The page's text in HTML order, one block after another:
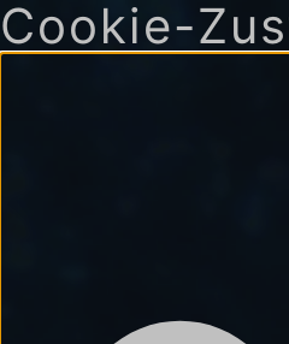
Cookie-